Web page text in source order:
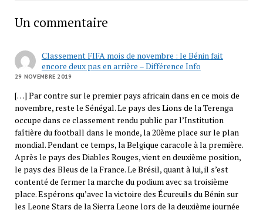
Un commentaire
Classement FIFA mois de novembre : le Bénin fait
encore deux pas en arrière – Différence Info
29 NOVEMBRE 2019
[…] Par contre sur le premier pays africain dans en ce mois de
novembre, reste le Sénégal. Le pays des Lions de la Terenga
occupe dans ce classement rendu public par l’Institution
faîtière du football dans le monde, la 20ème place sur le plan
mondial. Pendant ce temps, la Belgique caracole à la première.
Après le pays des Diables Rouges, vient en deuxième position,
le pays des Bleus de la France. Le Brésil, quant à lui, il s’est
contenté de fermer la marche du podium avec sa troisième
place. Espérons qu’avec la victoire des Écureuils du Bénin sur
les Leone Stars de la Sierra Leone lors de la deuxième journée